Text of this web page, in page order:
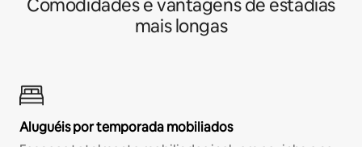
Comodidades e vantagens de estadias
mais longas
Aluguéis por temporada mobiliados